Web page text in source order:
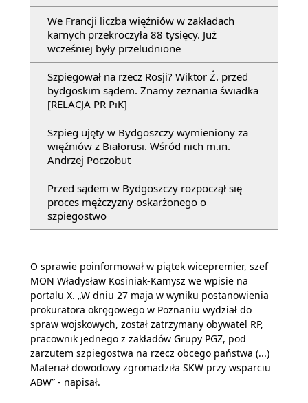
We Francji liczba więźniów w zakładach
karnych przekroczyła 88 tysięcy. Już
wcześniej były przeludnione
Szpiegował na rzecz Rosji? Wiktor Ź. przed
bydgoskim sądem. Znamy zeznania świadka
[RELACJA PR PiK]
Szpieg ujęty w Bydgoszczy wymieniony za
więźniów z Białorusi. Wśród nich m.in.
Andrzej Poczobut
Przed sądem w Bydgoszczy rozpoczął się
proces mężczyzny oskarżonego o
szpiegostwo
O sprawie poinformował w piątek wicepremier, szef
MON Władysław Kosiniak-Kamysz we wpisie na
portalu X. „W dniu 27 maja w wyniku postanowienia
prokuratora okręgowego w Poznaniu wydział do
spraw wojskowych, został zatrzymany obywatel RP,
pracownik jednego z zakładów Grupy PGZ, pod
zarzutem szpiegostwa na rzecz obcego państwa (...)
Materiał dowodowy zgromadziła SKW przy wsparciu
ABW” - napisał.